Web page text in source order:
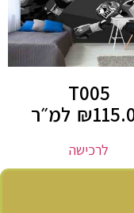
T005
₪ למ״ר
לרכישה